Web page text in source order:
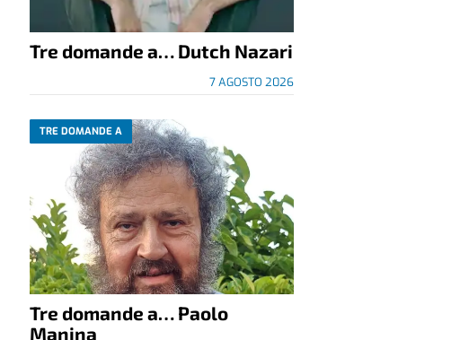
Tre domande a… Dutch Nazari
7 AGOSTO 2026
TRE DOMANDE A
Tre domande a… Paolo
Manina